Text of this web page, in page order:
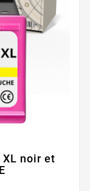
noir et